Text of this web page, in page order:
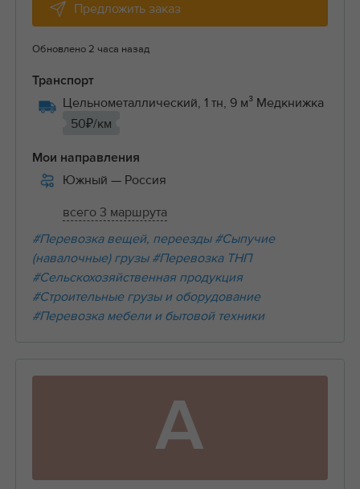
Предложить заказ
Обновлено 2 часа назад
Транспорт
Цельнометаллический, 1 тн, 9 м³ Медкнижка
50₽/км
Мои направления
Южный — Россия
всего 3 маршрута
#Перевозка вещей, переезды #Сыпучие
(навалочные) грузы #Перевозка ТНП
#Сельскохозяйственная продукция
#Строительные грузы и оборудование
#Перевозка мебели и бытовой техники
А